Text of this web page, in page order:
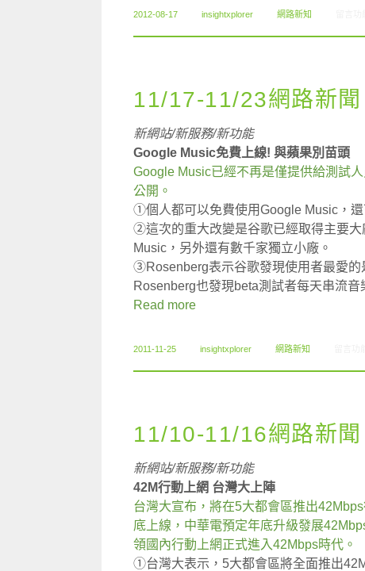
2012-08-17 insightxplorer 網路新知
11/17-11/23網路新聞
新網站/新服務/新功能
Google Music免費上線! 與蘋果別苗頭
Google Music已經不再是僅提供給測試
公開。
①個人都可以免費使用Google Music，
②這次的重大改變是谷歌已經取得主要
Music，另外還有數千家獨立小廠。
③Rosenberg表示谷歌發現使用者最愛的
Rosenberg也發現beta測試者每天串流音
Read more
2011-11-25 insightxplorer 網路新知
11/10-11/16網路新聞
新網站/新服務/新功能
42M行動上網 台灣大上陣
台灣大宣布，將在5大都會區推出
底上線，中華電預定年底升級發展
領國內行動上網正式進入42Mbps時代。
①台灣大表示，5大都會區將全面推出